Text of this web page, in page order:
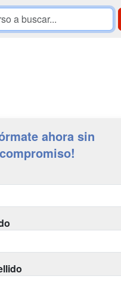
ahora sin
compromiso!